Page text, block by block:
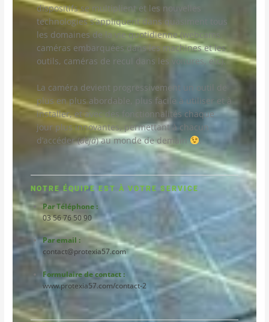
dispositifs se multiplient et les nouvelles
technologies s’appliquent dans quasiment tous
les domaines de la vie quotidienne (webcams,
caméras embarquées dans les machines et les
outils, caméras de recul dans les voitures, etc).
La caméra devient progressivement un outil de
plus en plus abordable, plus facile à utiliser et à
installer, et avec des fonctionnalités chaque
jour plus innovantes, permettant à chacun
d’accéder (déjà) au monde de demain .
NOTRE ÉQUIPE EST À VOTRE SERVICE
Par Téléphone :
03 56 76 50 90
Par email :
contact@protexia57.com
Formulaire de contact :
www.protexia57.com/contact-2